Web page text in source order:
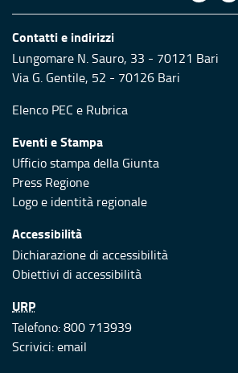
Contatti e indirizzi
Lungomare N. Sauro, 33 - 70121 Bari
Via G. Gentile, 52 - 70126 Bari
Elenco PEC e Rubrica
Eventi e Stampa
Ufficio stampa della Giunta
Press Regione
Logo e identità regionale
Accessibilità
Dichiarazione di accessibilità
Obiettivi di accessibilità
URP
Telefono: 800 713939
Scrivici:email